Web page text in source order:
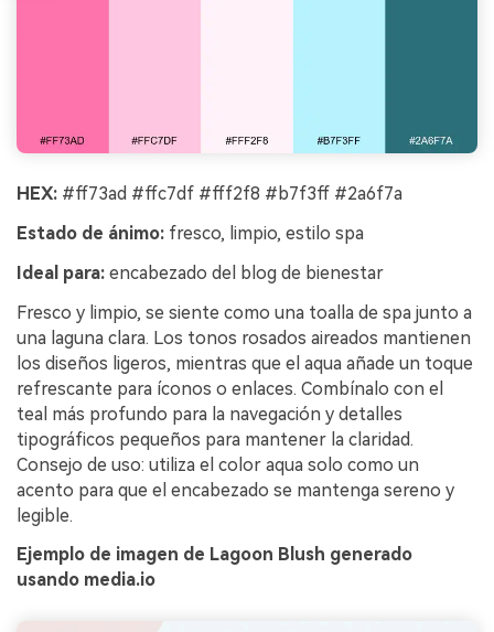
HEX: #ff73ad #ffc7df #fff2f8 #b7f3ff #2a6f7a
Estado de ánimo: fresco, limpio, estilo spa
Ideal para: encabezado del blog de bienestar
Fresco y limpio, se siente como una toalla de spa junto a
una laguna clara. Los tonos rosados aireados mantienen
los diseños ligeros, mientras que el aqua añade un toque
refrescante para íconos o enlaces. Combínalo con el
teal más profundo para la navegación y detalles
tipográficos pequeños para mantener la claridad.
Consejo de uso: utiliza el color aqua solo como un
acento para que el encabezado se mantenga sereno y
legible.
Ejemplo de imagen de Lagoon Blush generado
usando media.io